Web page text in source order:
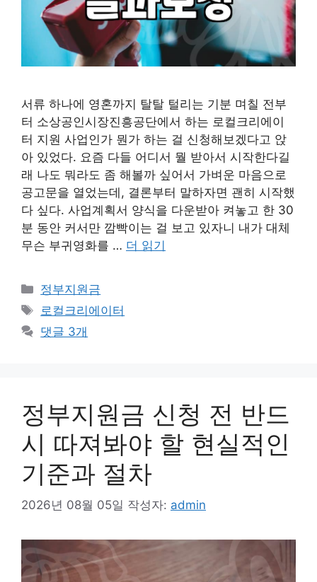
서류 하나에 영혼까지 탈탈 털리는 기분 며칠 전부
터 소상공인시장진흥공단에서 하는 로컬크리에이
터 지원 사업인가 뭔가 하는 걸 신청해보겠다고 앉
아 있었다. 요즘 다들 어디서 뭘 받아서 시작한다길
래 나도 뭐라도 좀 해볼까 싶어서 가벼운 마음으로
공고문을 열었는데, 결론부터 말하자면 괜히 시작했
다 싶다. 사업계획서 양식을 다운받아 켜놓고 한 30
분 동안 커서만 깜빡이는 걸 보고 있자니 내가 대체
무슨 부귀영화를 … 더 읽기
카
테
리
정부지원금
태
그
로컬크리에이터
댓글 3개
정부지원금 신청 전 반드
시 따져봐야 할 현실적인
기준과 절차
2026년 08월 05일 작성자: admin